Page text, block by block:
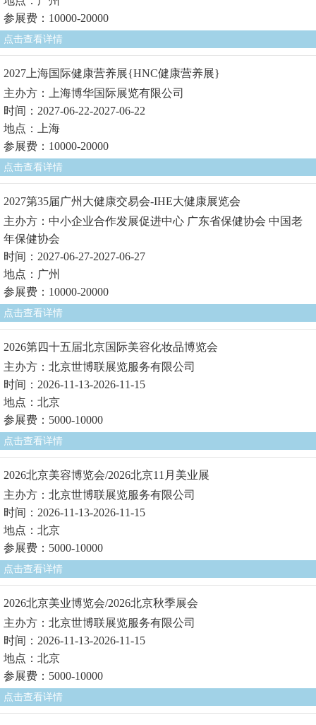
参展费：10000-20000
点击查看详情
2027上海国际健康营养展{HNC健康营养展}
主办方：上海博华国际展览有限公司
时间：2027-06-22-2027-06-22
地点：上海
参展费：10000-20000
点击查看详情
2027第35届广州大健康交易会-IHE大健康展览会
主办方：中小企业合作发展促进中心 广东省保健协会 中国老
年保健协会
时间：2027-06-27-2027-06-27
地点：广州
参展费：10000-20000
点击查看详情
2026第四十五届北京国际美容化妆品博览会
主办方：北京世博联展览服务有限公司
时间：2026-11-13-2026-11-15
地点：北京
参展费：5000-10000
点击查看详情
2026北京美容博览会/2026北京11月美业展
主办方：北京世博联展览服务有限公司
时间：2026-11-13-2026-11-15
地点：北京
参展费：5000-10000
点击查看详情
2026北京美业博览会/2026北京秋季展会
主办方：北京世博联展览服务有限公司
时间：2026-11-13-2026-11-15
地点：北京
参展费：5000-10000
点击查看详情